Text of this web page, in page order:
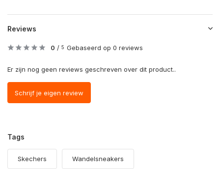
Reviews
0 / 5 Gebaseerd op 0 reviews
Er zijn nog geen reviews geschreven over dit product..
Schrijf je eigen review
Tags
Skechers Wandelsneakers